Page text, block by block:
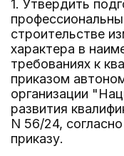
1. Утвердить
строительстве
характера в
требованиях к
приказом
организации
развития
N 56/24,
приказу.